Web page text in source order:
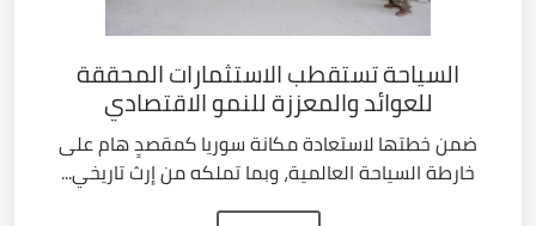
السياحة تستقطب الاستثمارات المحققة
للعوائد والمعززة للنمو الاقتصادي
ضمن خطتها لاستعادة مكانة سوريا كمقصدٍ هام على
خارطة السياحة العالمية، وبما تملكه من إرث تاريخي...